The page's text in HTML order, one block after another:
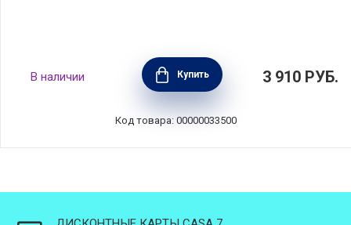
Тарелка закусочная Marrakesh 22 см, цвет
эвкалипт, керамика, Costa Nova, 2KEP221E-
EUC(2KEP221E-00322N)
В наличии Купить 3 910 РУБ.
Код товара: 00000033500